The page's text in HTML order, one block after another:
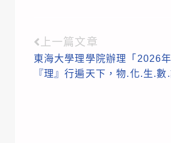
Read
more
上一篇文章
東海大學理學院辦理「2026
『理』行遍天下，物.化.生.